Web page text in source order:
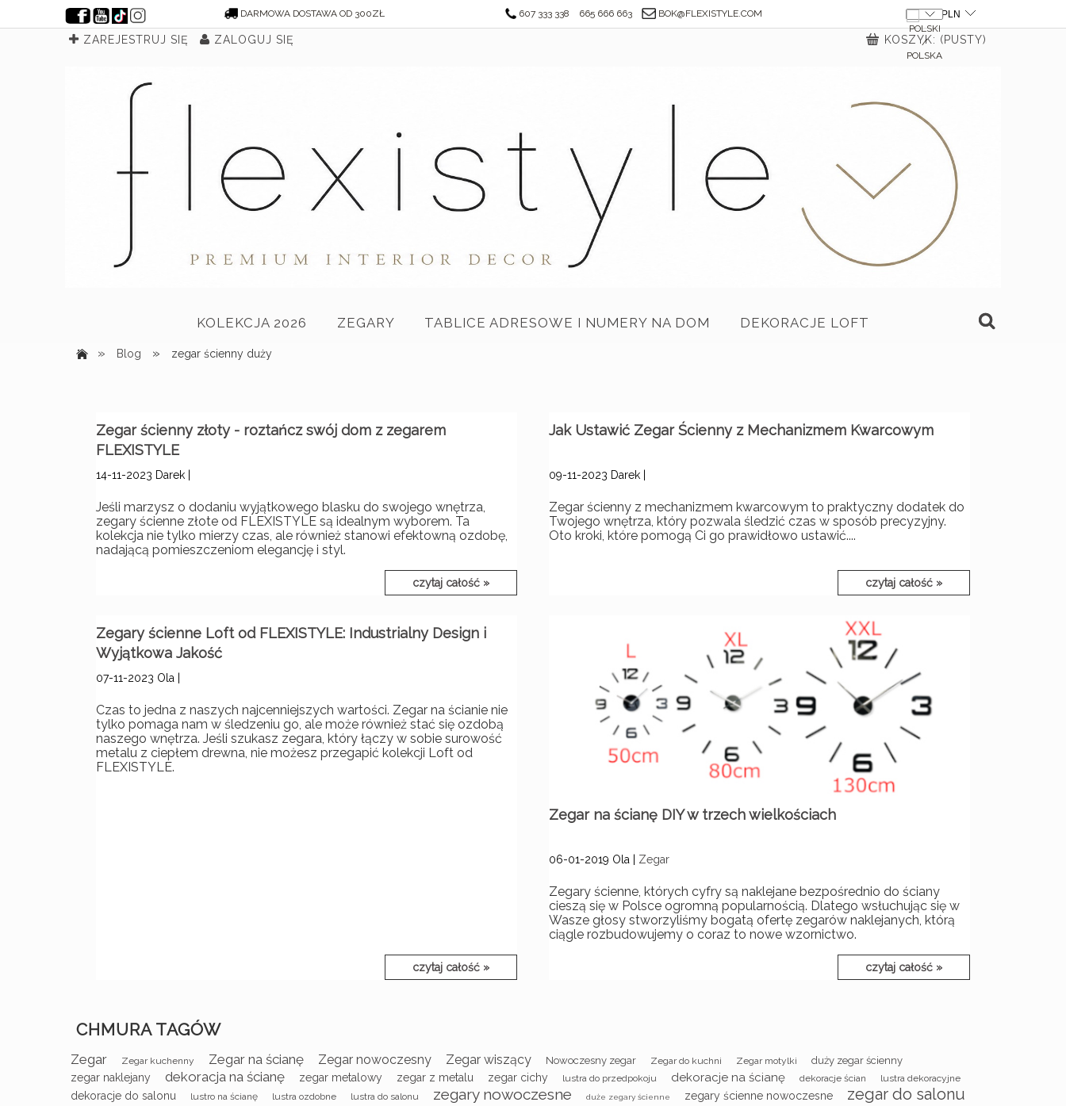
DARMOWA DOSTAWA OD 300ZŁ 607 333 338 665 666 663 BOK@FLEXISTYLE.COM
ZAREJESTRUJ SIĘ ZALOGUJ SIĘ KOSZYK: (PUSTY)
KOLEKCJA 2026 ZEGARY TABLICE ADRESOWE I NUMERY NA DOM DEKORACJE LOFT
» Blog » zegar ścienny duży
Zegar ścienny złoty - roztańcz swój dom z zegarem
FLEXISTYLE
14-11-2023 Darek
Jeśli marzysz o dodaniu wyjątkowego blasku do swojego wnętrza,
zegary ścienne złote od FLEXISTYLE są idealnym wyborem. Ta
kolekcja nie tylko mierzy czas, ale również stanowi efektowną ozdobę,
nadającą pomieszczeniom elegancję i styl.
czytaj całość »
Jak Ustawić Zegar Ścienny z Mechanizmem Kwarcowym
09-11-2023 Darek
Zegar ścienny z mechanizmem kwarcowym to praktyczny dodatek do
Twojego wnętrza, który pozwala śledzić czas w sposób precyzyjny.
Oto kroki, które pomogą Ci go prawidłowo ustawić....
czytaj całość »
Zegary ścienne Loft od FLEXISTYLE: Industrialny Design i
Wyjątkowa Jakość
07-11-2023 Ola
Czas to jedna z naszych najcenniejszych wartości. Zegar na ścianie nie
tylko pomaga nam w śledzeniu go, ale może również stać się ozdobą
naszego wnętrza. Jeśli szukasz zegara, który łączy w sobie surowość
metalu z ciepłem drewna, nie możesz przegapić kolekcji Loft od
FLEXISTYLE.
czytaj całość »
Zegar na ścianę DIY w trzech wielkościach
06-01-2019 Ola Zegar
Zegary ścienne, których cyfry są naklejane bezpośrednio do ściany
cieszą się w Polsce ogromną popularnością. Dlatego wsłuchując się w
Wasze głosy stworzyliśmy bogatą ofertę zegarów naklejanych, którą
ciągle rozbudowujemy o coraz to nowe wzornictwo.
czytaj całość »
CHMURA TAGÓW
Zegar Zegar kuchenny Zegar na ścianę Zegar nowoczesny Zegar wiszący Nowoczesny zegar Zegar do kuchni Zegar motylki duży zegar ścienny
zegar naklejany dekoracja na ścianę zegar metalowy zegar z metalu zegar cichy lustra do przedpokoju dekoracje na ścianę dekoracje ścian lustra dekoracyjne
dekoracje do salonu lustro na ścianę lustra ozdobne lustra do salonu zegary nowoczesne duże zegary ścienne zegary ścienne nowoczesne zegar do salonu